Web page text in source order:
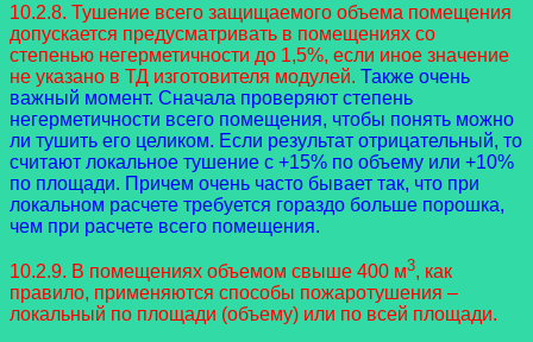
10.2.8. Тушение всего защищаемого объема помещения
допускается предусматривать в помещениях со
степенью негерметичности до 1,5%, если иное значение
не указано в ТД изготовителя модулей. Также очень
важный момент. Сначала проверяют степень
негерметичности всего помещения, чтобы понять можно
ли тушить его целиком. Если результат отрицательный, то
считают локальное тушение с +15% по объему или +10%
по площади. Причем очень часто бывает так, что при
локальном расчете требуется гораздо больше порошка,
чем при расчете всего помещения.
10.2.9. В помещениях объемом свыше 400 м3, как
правило, применяются способы пожаротушения –
локальный по площади (объему) или по всей площади.